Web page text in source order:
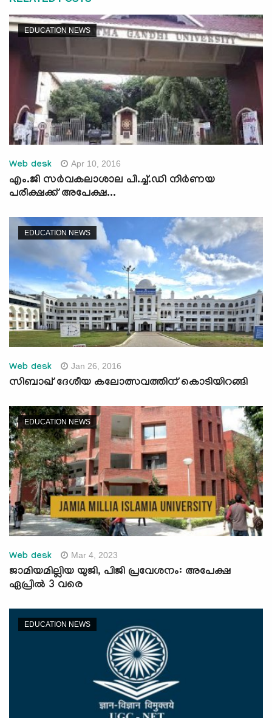
EDUCATION NEWS
Web desk Apr 10, 2016
എം.ജി സര്‍വകലാശാല പി.ച്ച്.ഡി നിര്‍ണയ
പരീക്ഷക്ക് അപേക്ഷ...
EDUCATION NEWS
Web desk Jan 26, 2016
സിബാഖ് ദേശീയ കലോത്സവത്തിന് കൊടിയിറങ്ങി
EDUCATION NEWS
Web desk Mar 4, 2023
ജാമിയമില്ലിയ യുജി, പിജി പ്രവേശനം: അപേക്ഷ
ഏപ്രിൽ 3 വരെ
EDUCATION NEWS